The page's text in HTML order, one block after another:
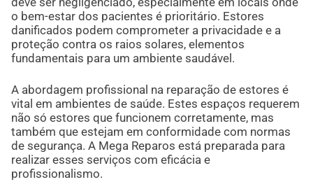
o bem-estar dos pacientes é prioritário. Estores
danificados podem comprometer a privacidade e a
proteção contra os raios solares, elementos
fundamentais para um ambiente saudável.
A abordagem profissional na reparação de estores é
vital em ambientes de saúde. Estes espaços requerem
não só estores que funcionem corretamente, mas
também que estejam em conformidade com normas
de segurança. A Mega Reparos está preparada para
realizar esses serviços com eficácia e
profissionalismo.